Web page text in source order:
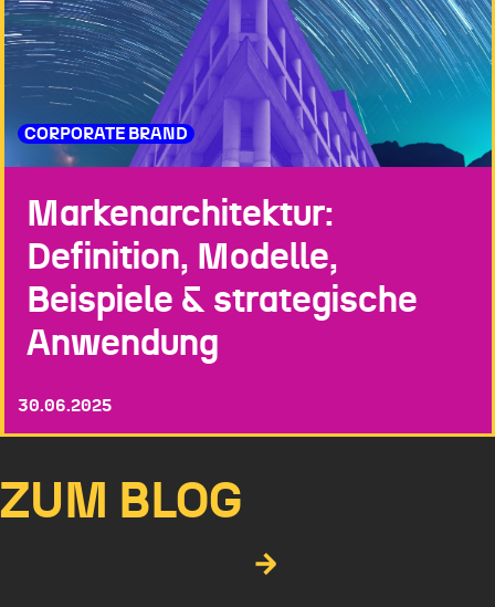
CORPORATE BRAND
Markenarchitektur:
Definition, Modelle,
Beispiele & strategische
Anwendung
30.06.2025
ZUM BLOG